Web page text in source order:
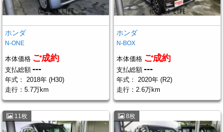
ホンダ
N-ONE
本体価格 ご成約
支払総額 ---
年式：
2018年 (H30)
走行：5.7万km
ホンダ
N-BOX
本体価格 ご成約
支払総額 ---
年式：
2020年 (R2)
走行： 2.6万km
11枚 8枚